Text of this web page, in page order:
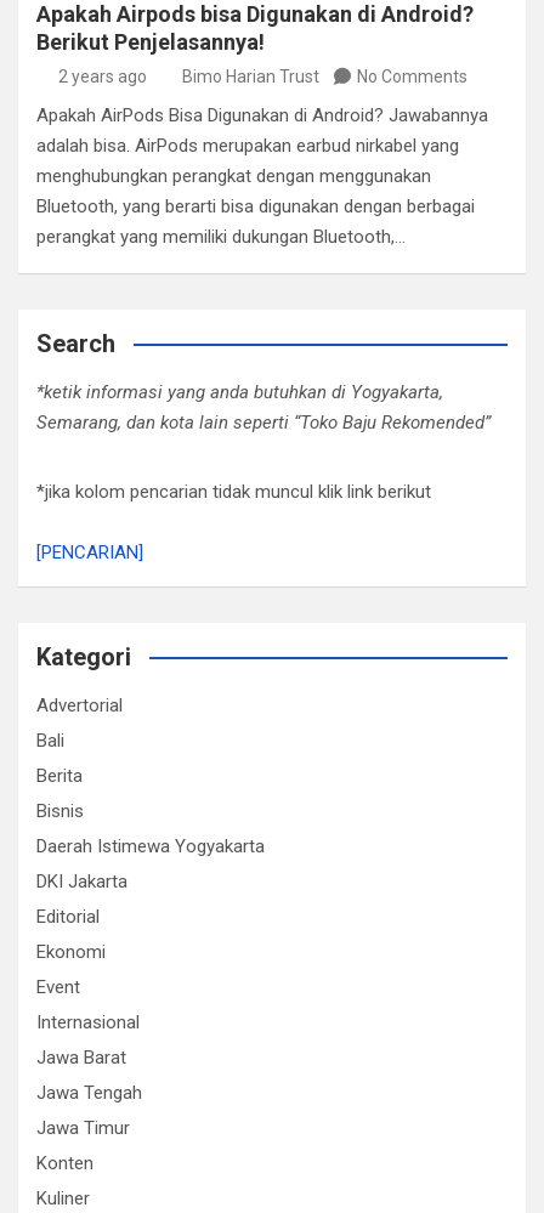
Apakah Airpods bisa Digunakan di Android?
Berikut Penjelasannya!
2 years ago Bimo Harian Trust No Comments
Apakah AirPods Bisa Digunakan di Android? Jawabannya
adalah bisa. AirPods merupakan earbud nirkabel yang
menghubungkan perangkat dengan menggunakan
Bluetooth, yang berarti bisa digunakan dengan berbagai
perangkat yang memiliki dukungan Bluetooth,…
Search
*ketik informasi yang anda butuhkan di Yogyakarta,
Semarang, dan kota lain seperti “Toko Baju Rekomended”
*jika kolom pencarian tidak muncul klik link berikut
[PENCARIAN]
Kategori
Advertorial
Bali
Berita
Bisnis
Daerah Istimewa Yogyakarta
DKI Jakarta
Editorial
Ekonomi
Event
Internasional
Jawa Barat
Jawa Tengah
Jawa Timur
Konten
Kuliner